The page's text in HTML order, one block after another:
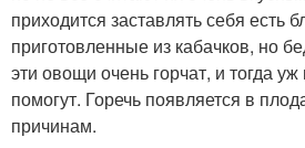
приходится заставлять себя есть
приготовленные из кабачков, но
эти овощи очень горчат, и тогда
помогут. Горечь появляется в
причинам.